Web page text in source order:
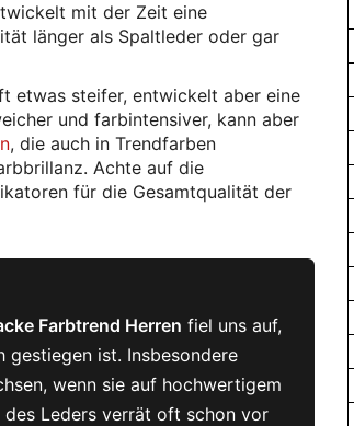
mit der Zeit eine
länger als Spaltleder oder gar
etwas steifer, entwickelt aber eine
und farbintensiver, kann aber
, die auch in Trendfarben
Achte auf die
für die Gesamtqualität der
Farbtrend Herren fiel uns auf,
gestiegen ist. Insbesondere
wenn sie auf hochwertigem
Leders verrät oft schon vor